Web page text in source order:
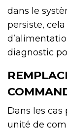
dans le
persiste,
diagnostic
Dans les cas
unité de